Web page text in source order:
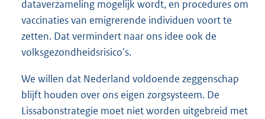
dataverzameling mogelijk wordt, en procedures om
vaccinaties van emigrerende individuen voort te
zetten. Dat vermindert naar ons idee ook de
volksgezondheidsrisico's.
We willen dat Nederland voldoende zeggenschap
blijft houden over ons eigen zorgsysteem. De
Lissabonstrategie moet niet worden uitgebreid met